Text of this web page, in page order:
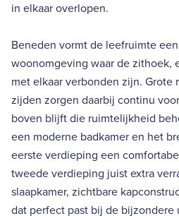
in elkaar overlopen.
Beneden vormt de leefruimte
woonomgeving waar de zithoek,
met elkaar verbonden zijn. Grote
zijden zorgen daarbij continu
boven blijft die ruimtelijkheid
een moderne badkamer en het
eerste verdieping een
tweede verdieping juist extra
slaapkamer, zichtbare
dat perfect past bij de bijzondere